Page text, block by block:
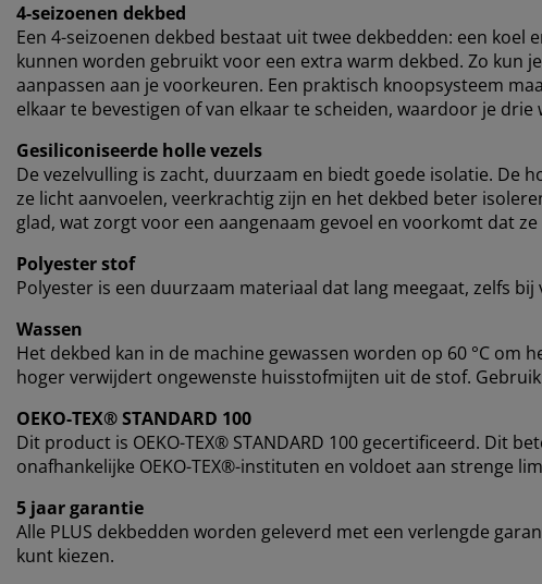
4-seizoenen dekbed
Een 4-seizoenen dekbed bestaat uit twee dekbedden: een
kunnen worden gebruikt voor een extra warm dekbed. Zo kun
aanpassen aan je voorkeuren. Een praktisch knoopsysteem
elkaar te bevestigen of van elkaar te scheiden, waardoor je
Gesiliconiseerde holle vezels
De vezelvulling is zacht, duurzaam en biedt goede isolatie. De
ze licht aanvoelen, veerkrachtig zijn en het dekbed beter
glad, wat zorgt voor een aangenaam gevoel en voorkomt dat
Polyester stof
Polyester is een duurzaam materiaal dat lang meegaat, zelfs bij
Wassen
Het dekbed kan in de machine gewassen worden op 60 °C om
hoger verwijdert ongewenste huisstofmijten uit de stof.
OEKO-TEX® STANDARD 100
Dit product is OEKO-TEX® STANDARD 100 gecertificeerd. Dit
onafhankelijke OEKO-TEX®-instituten en voldoet aan strenge
5 jaar garantie
Alle PLUS dekbedden worden geleverd met een verlengde
kunt kiezen.